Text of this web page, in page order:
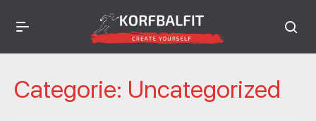
Categorie: Uncategorized